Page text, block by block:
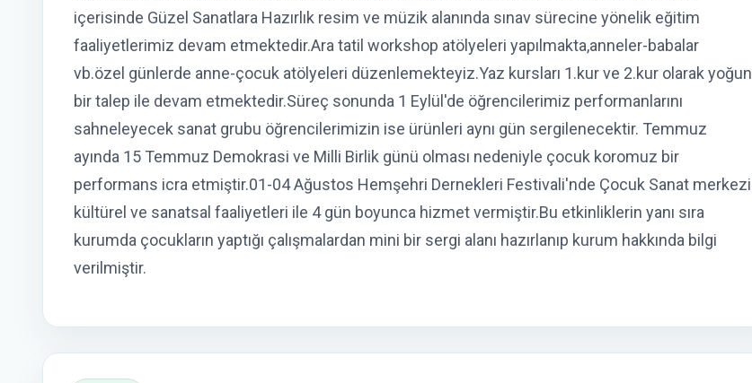
içerisinde Güzel Sanatlara Hazırlık resim ve müzik alanında sınav sürecine yönelik eğitim
faaliyetlerimiz devam etmektedir.Ara tatil workshop atölyeleri yapılmakta,anneler-babalar
vb.özel günlerde anne-çocuk atölyeleri düzenlemekteyiz.Yaz kursları 1.kur ve 2.kur olarak yoğun
bir talep ile devam etmektedir.Süreç sonunda 1 Eylül'de öğrencilerimiz performanlarını
sahneleyecek sanat grubu öğrencilerimizin ise ürünleri aynı gün sergilenecektir. Temmuz
ayında 15 Temmuz Demokrasi ve Milli Birlik günü olması nedeniyle çocuk koromuz bir
performans icra etmiştir.01-04 Ağustos Hemşehri Dernekleri Festivali'nde Çocuk Sanat merkezi
kültürel ve sanatsal faaliyetleri ile 4 gün boyunca hizmet vermiştir.Bu etkinliklerin yanı sıra
kurumda çocukların yaptığı çalışmalardan mini bir sergi alanı hazırlanıp kurum hakkında bilgi
verilmiştir.